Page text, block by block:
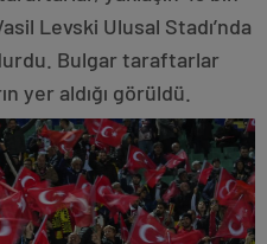
Levski Ulusal Stadı’nda
Bulgar taraftarlar
yer aldığı görüldü.